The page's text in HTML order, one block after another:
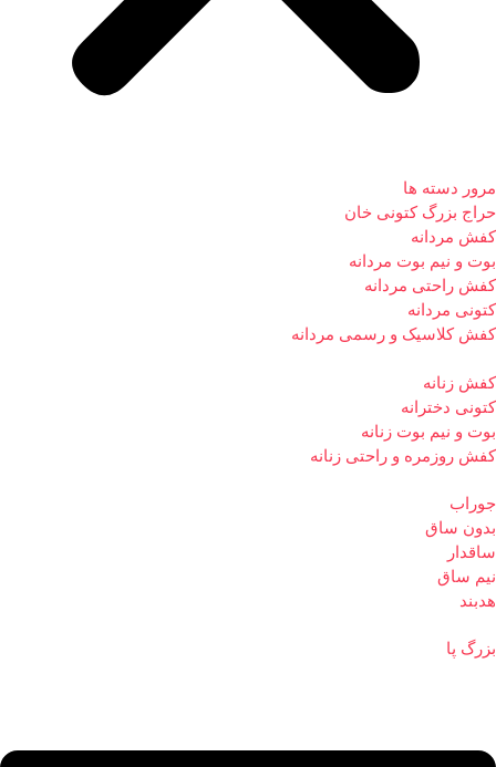
مرور دسته ها
حراج بزرگ کتونی خان
کفش مردانه
بوت و نیم بوت مردانه
کفش راحتی مردانه
کتونی مردانه
کفش کلاسیک و رسمی مردانه
کفش زنانه
کتونی دخترانه
بوت و نیم بوت زنانه
کفش روزمره و راحتی زنانه
جوراب
بدون ساق
ساقدار
نیم ساق
هدبند
بزرگ پا